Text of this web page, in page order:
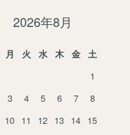
2026年8月
月 火 水 木 金
土
1
3 4 5 6 7
8
10 11 12 13 14 15